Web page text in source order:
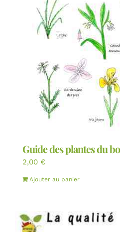
Guide des plantes du
2,00 €
Ajouter au panier